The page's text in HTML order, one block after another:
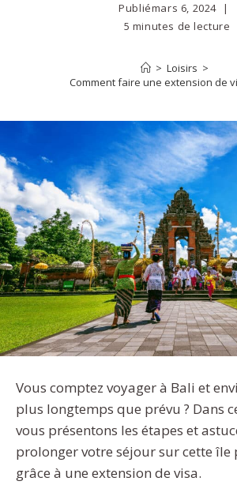
Publiémars 6, 2024
5 minutes de lecture
> Loisirs >
Comment faire une extension de
Vous comptez voyager à Bali et
plus longtemps que prévu ? Dans
vous présentons les étapes et
prolonger votre séjour sur cette
grâce à une extension de visa.